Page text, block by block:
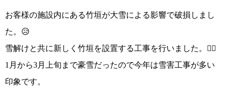
お客様の施設内にある竹垣が大雪による影響で破損しまし
た。😥
雪解けと共に新しく竹垣を設置する工事を行いました。👷‍♂️
1月から3月上旬まで豪雪だったので今年は雪害工事が多い
印象です。